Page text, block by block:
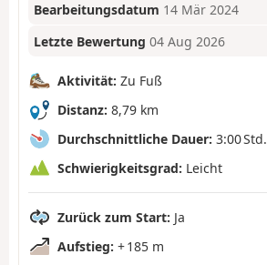
Bearbeitungsdatum 14 Mär 2024
Letzte Bewertung 04 Aug 2026
Aktivität: Zu Fuß
Distanz: 8,79 km
Durchschnittliche Dauer: 3:00 Std.
Schwierigkeitsgrad: Leicht
Zurück zum Start: Ja
Aufstieg: + 185 m